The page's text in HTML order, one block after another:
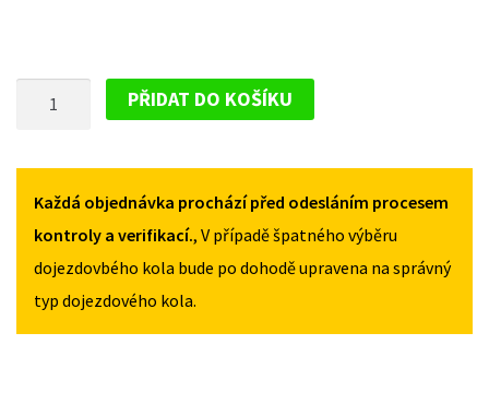
VOLKSWAGEN
CRAFTER
30/35
MNOŽSTVÍ
PŘIDAT DO KOŠÍKU
Každá objednávka prochází před odesláním procesem
kontroly a verifikací., V případě špatného výběru
dojezdovbého kola bude po dohodě upravena na správný
typ dojezdového kola.